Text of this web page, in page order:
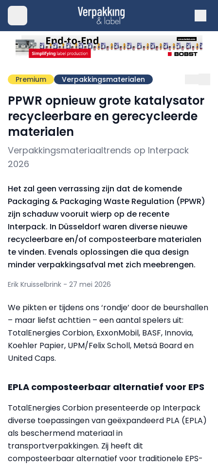
Premium Verpakkingsmaterialen
PPWR opnieuw grote katalysator
recycleerbare en gerecycleerde
materialen
Verpakkingsmateriaaltrends op Interpack
2026
Het zal geen verrassing zijn dat de komende
Packaging & Packaging Waste Regulation (PPWR)
zijn schaduw vooruit wierp op de recente
Interpack. In Düsseldorf waren diverse nieuwe
recycleerbare en/of composteerbare materialen
te vinden. Evenals oplossingen die qua design
minder verpakkingsafval met zich meebrengen.
Erik Kruisselbrink - 27 mei 2026
We pikten er tijdens ons ‘rondje’ door de beurshallen
– maar liefst achttien – een aantal spelers uit:
TotalEnergies Corbion, ExxonMobil, BASF, Innovia,
Koehler Papier, UPM/Felix Scholl, Metsä Board en
United Caps.
EPLA composteerbaar alternatief voor EPS
TotalEnergies Corbion presenteerde op Interpack
diverse toepassingen van geëxpandeerd PLA (EPLA)
als beschermend materiaal in
transportverpakkingen. Zij heeft dit
composteerbaar alternatief voor traditionele EPS-